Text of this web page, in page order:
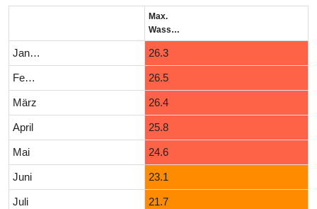
Max.
Wassertemperatur (°C)
Januar 26.3
Februar 26.5
März 26.4
April 25.8
Mai 24.6
Juni 23.1
Juli 21.7